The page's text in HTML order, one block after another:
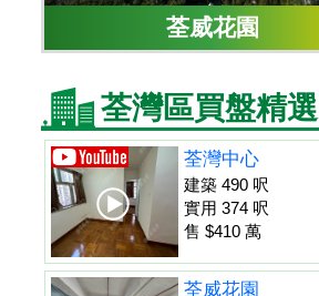
荃威花園
荃灣區買盤精選
荃灣中心
建築 490 呎
實用 374 呎
售 $410 萬
荃威花園